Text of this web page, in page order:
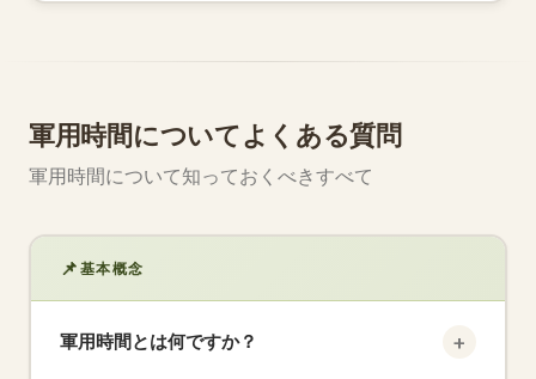
軍用時間
→ 3:46 PM
軍用時間についてよくある質問
軍用時間について知っておくべきすべて
📌 基本概念
軍用時間とは何ですか？ +